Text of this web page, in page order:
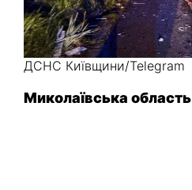
ДСНС Київщини/Telegram
Миколаївська область